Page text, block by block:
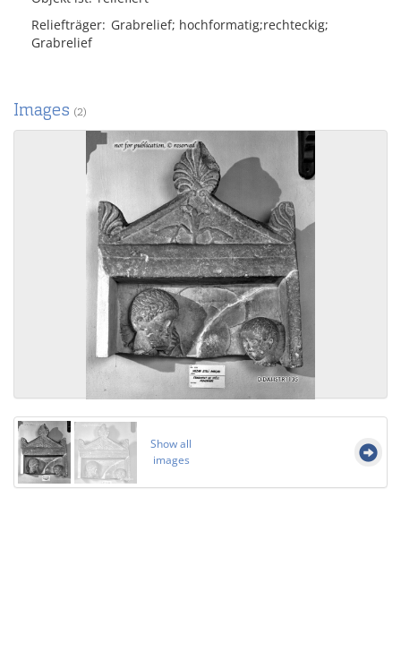
Reliefträger Grabrelief; hochformatig;rechteckig;
Grabrelief
Images (2)
Show all
images